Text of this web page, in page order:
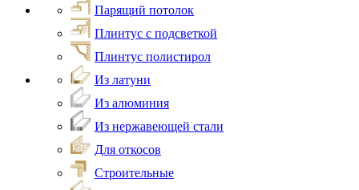
Парящий потолок
Плинтус с подсветкой
Плинтус полистирол
Из латуни
Из алюминия
Из нержавеющей стали
Для откосов
Строительные